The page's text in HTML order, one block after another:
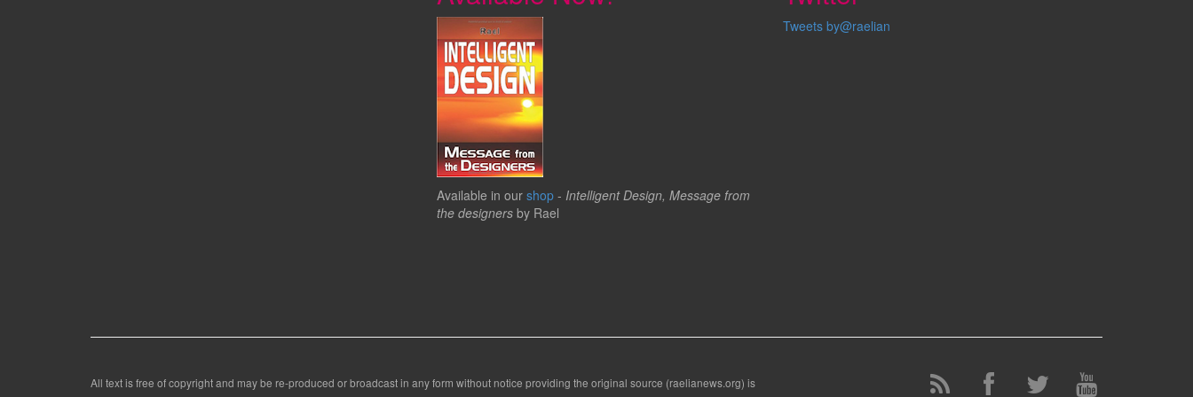
Available in our shop - Intelligent Design, Message from
the designers by Rael
Tweets by@raelian
All text is free of copyright and may be re-produced or broadcast in any form without notice providing the original source (raelianews.org) is